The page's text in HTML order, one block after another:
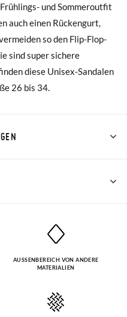
und Sommeroutfit
auch einen Rückengurt,
so den Flip-Flop-
sind super sichere
diese Unisex-Sandalen
26 bis 34.
Standardversand 4,95 €;
am darauffolgenden Tag
Sie ganz einfach eine
AUSSENBEREICH VON ANDERE M
ATERIALIEN